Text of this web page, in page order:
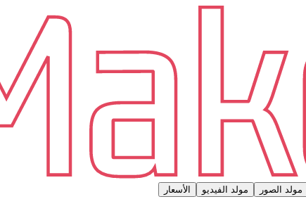
مولد الصور مولد الفيديو
الأسعار